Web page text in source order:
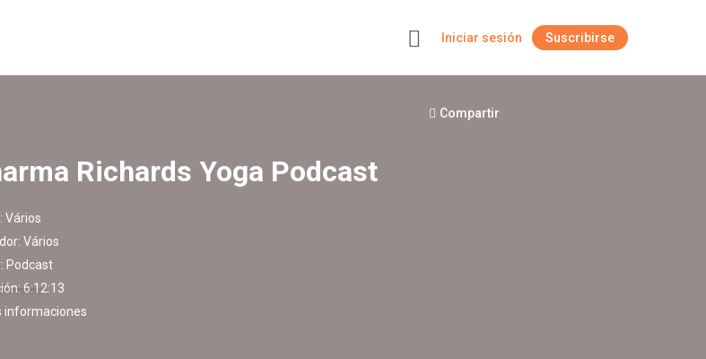
Iniciar sesión Suscribirse
Compartir
Richards Yoga Podcast
Vários
Vários
Podcast
6:12:13
informaciones